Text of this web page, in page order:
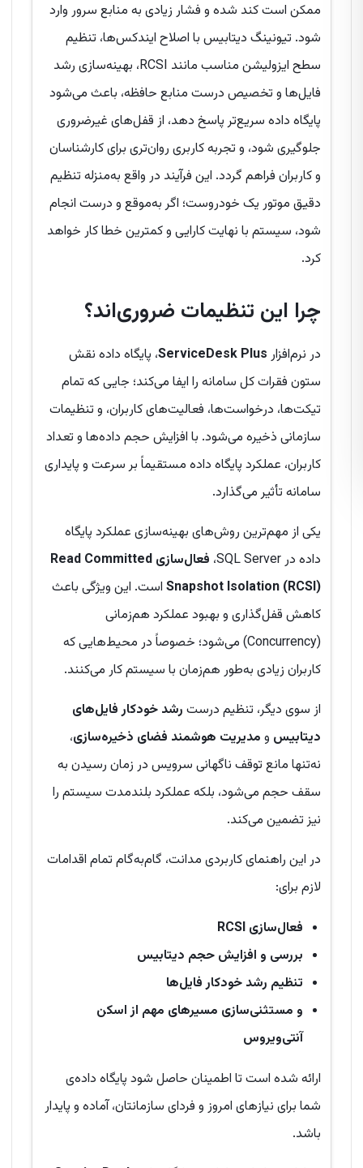
ممکن است کند شده و فشار زیادی به منابع سرور وارد
شود. تیونینگ دیتابیس با اصلاح ایندکس‌ها، تنظیم
سطح ایزولیشن مناسب مانند RCSI، بهینه‌سازی رشد
فایل‌ها و تخصیص درست منابع حافظه، باعث می‌شود
پایگاه داده سریع‌تر پاسخ دهد، از قفل‌های غیرضروری
جلوگیری شود، و تجربه کاربری روان‌تری برای کارشناسان
و کاربران فراهم گردد. این فرآیند در واقع به‌منزله تنظیم
دقیق موتور یک خودروست؛ اگر به‌موقع و درست انجام
شود، سیستم با نهایت کارایی و کمترین خطا کار خواهد
کرد.
چرا این تنظیمات ضروری‌اند؟
در نرم‌افزار ServiceDesk Plus، پایگاه داده نقش
ستون فقرات کل سامانه را ایفا می‌کند؛ جایی که تمام
تیکت‌ها، درخواست‌ها، فعالیت‌های کاربران، و تنظیمات
سازمانی ذخیره می‌شود. با افزایش حجم داده‌ها و تعداد
کاربران، عملکرد پایگاه داده مستقیماً بر سرعت و پایداری
سامانه تأثیر می‌گذارد.
یکی از مهم‌ترین روش‌های بهینه‌سازی عملکرد پایگاه
داده در SQL Server،
فعال‌سازی Read Committed
Snapshot Isolation (RCSI) است. این ویژگی باعث
کاهش قفل‌گذاری و بهبود عملکرد هم‌زمانی
(Concurrency) می‌شود؛ خصوصاً در محیط‌هایی که
کاربران زیادی به‌طور هم‌زمان با سیستم کار می‌کنند.
از سوی دیگر، تنظیم درست رشد خودکار فایل‌های
دیتابیس و مدیریت هوشمند فضای ذخیره‌سازی،
نه‌تنها مانع توقف ناگهانی سرویس در زمان رسیدن به
سقف حجم می‌شود، بلکه عملکرد بلندمدت سیستم را
نیز تضمین می‌کند.
در این راهنمای کاربردی مدانت، گام‌به‌گام تمام اقدامات
لازم برای:
فعال‌سازی RCSI
بررسی و افزایش حجم دیتابیس
تنظیم رشد خودکار فایل‌ها
و مستثنی‌سازی مسیرهای مهم از اسکن
آنتی‌ویروس
ارائه شده است تا اطمینان حاصل شود پایگاه داده‌ی
شما برای نیازهای امروز و فردای سازمانتان، آماده و پایدار
باشد.